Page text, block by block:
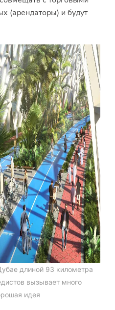
(арендаторы) и будут
длиной 93 километра
вызывает много
идея